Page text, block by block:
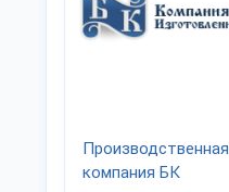
Производственная
компания БК